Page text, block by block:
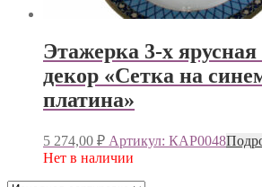
Этажерка 3-х
декор «Сетка на
платина»
5 274,00 ₽ Артикул: КАР0048
Нет в наличии